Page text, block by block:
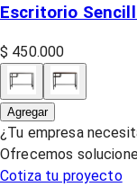
Escritorio
$ 450.000
Agregar
¿Tu empresa
Ofrecemos
Cotiza tu proyecto